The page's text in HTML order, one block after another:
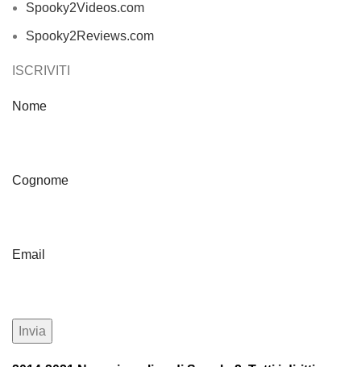
Spooky2Videos.com
Spooky2Reviews.com
ISCRIVITI
Nome
Cognome
Email